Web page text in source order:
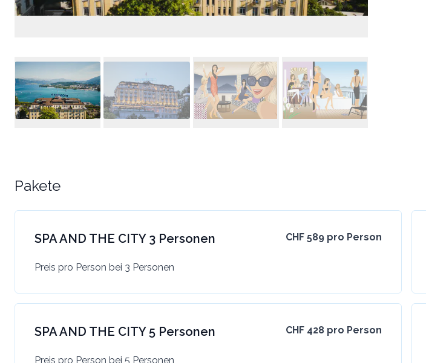
Pakete
SPA AND THE CITY 3 Personen CHF 589 pro Person
Preis pro Person bei 3 Personen
SPA AND THE CITY 5 Personen CHF 428 pro Person
Preis pro Person bei 5 Personen